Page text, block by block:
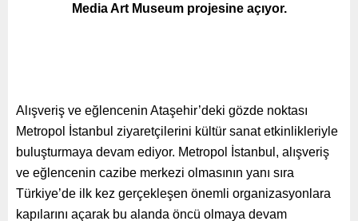
Media Art Museum projesine açıyor.
Alışveriş ve eğlencenin Ataşehir’deki gözde noktası
Metropol İstanbul ziyaretçilerini kültür sanat etkinlikleriyle
buluşturmaya devam ediyor. Metropol İstanbul, alışveriş
ve eğlencenin cazibe merkezi olmasının yanı sıra
Türkiye’de ilk kez gerçekleşen önemli organizasyonlara
kapılarını açarak bu alanda öncü olmaya devam